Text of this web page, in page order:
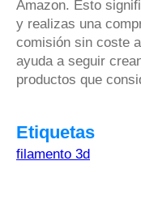
Amazon. Esto
y realizas una
comisión sin coste
ayuda a seguir
productos que
Etiquetas
filamento 3d